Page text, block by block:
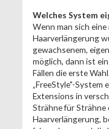
Welches System
Wenn man sich
Haarverlängerung
gewachsenem,
möglich, dann ist
Fällen die erste
„FreeStyle"-System
Extensions in
Strähne für Strähne
Haarverlängerung,